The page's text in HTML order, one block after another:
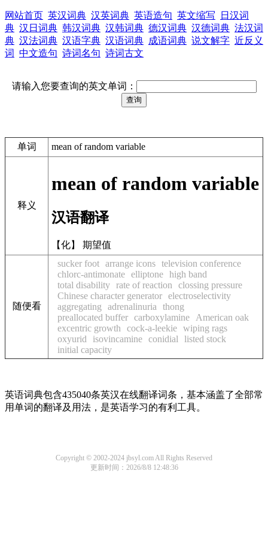
网站首页 英汉词典 汉英词典 英语造句 英文缩写
日汉词
典 汉日词典 韩汉词典 汉韩词典 德汉词典 汉德词典 法汉词
典 汉法词典 汉语字典 汉语词典 成语词典 说文解字 近反义
词 中文造句 诗词名句 诗词古文
请输入您要查询的英文单词：
单词 mean of random variable
释义
mean of random variable
汉语翻译
【化】 期望值
随便看
sucker foot arrange icons television conference
chlorc-antimonate elliptone high band
total disability rate of reaction
clossing pressure
Chinese character generator electroselectivity
aggregating
adrenalinuria
thong
preallocated buffer carboxylamine
American oak
excentric growth
cock-a-leekie wiping rags
oxyurid
isovincamine conidial
listed stock
initial capacity
英语词典包含435040条英汉在线翻译词条，基本涵盖了全部常
用单词的翻译及用法，是英语学习的有利工具。
Copyright © 2002-2024 jbsyl.com All Rights Reserved
更新时间：2026/8/8 12:48:36